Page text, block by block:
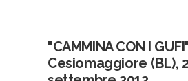
"CAMMINA CON I
Cesiomaggiore (BL),